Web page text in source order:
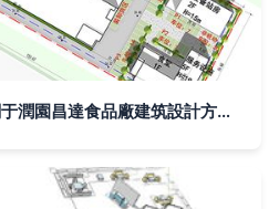
文昌市行政審批服務局關于潤園昌達食品廠建筑設計方案批前公示平面設計分析